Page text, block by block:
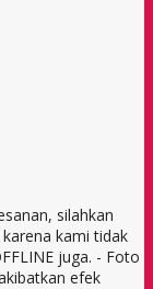
silahkan
kami tidak
juga. - Foto
efek